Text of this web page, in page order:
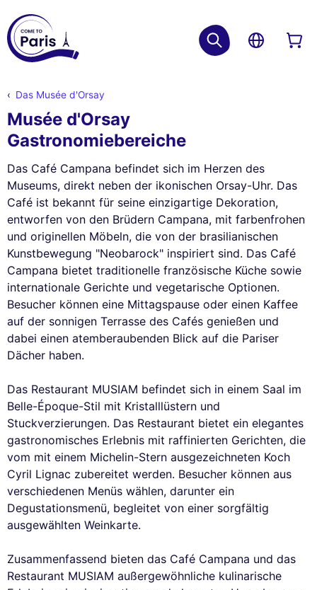
Das Musée d'Orsay
Musée d'Orsay
Gastronomiebereiche
Das Café Campana befindet sich im Herzen des
Museums, direkt neben der ikonischen Orsay-Uhr. Das
Café ist bekannt für seine einzigartige Dekoration,
entworfen von den Brüdern Campana, mit farbenfrohen
und originellen Möbeln, die von der brasilianischen
Kunstbewegung "Neobarock" inspiriert sind. Das Café
Campana bietet traditionelle französische Küche sowie
internationale Gerichte und vegetarische Optionen.
Besucher können eine Mittagspause oder einen Kaffee
auf der sonnigen Terrasse des Cafés genießen und
dabei einen atemberaubenden Blick auf die Pariser
Dächer haben.
Das Restaurant MUSIAM befindet sich in einem Saal im
Belle-Époque-Stil mit Kristalllüstern und
Stuckverzierungen. Das Restaurant bietet ein elegantes
gastronomisches Erlebnis mit raffinierten Gerichten, die
vom mit einem Michelin-Stern ausgezeichneten Koch
Cyril Lignac zubereitet werden. Besucher können aus
verschiedenen Menüs wählen, darunter ein
Degustationsmenü, begleitet von einer sorgfältig
ausgewählten Weinkarte.
Zusammenfassend bieten das Café Campana und das
Restaurant MUSIAM außergewöhnliche kulinarische